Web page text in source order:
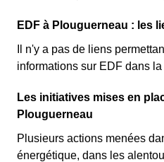
EDF à Plouguerneau : les
Il n'y a pas de liens
informations sur EDF dans
Les initiatives mises en
Plouguerneau
Plusieurs actions menées
énergétique, dans les